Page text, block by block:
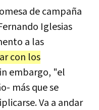
de campaña
Iglesias
a las
con los
embargo, "el
más que se
Va a andar